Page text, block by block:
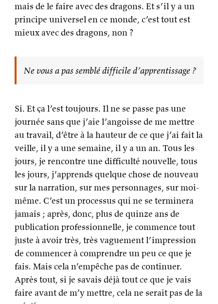
mais de le faire avec des dragons. Et s’il y a un
principe universel en ce monde, c’est tout est
mieux avec des dragons, non ?
Ne vous a pas semblé difficile d’apprentissage ?
Si. Et ça l’est toujours. Il ne se passe pas une
journée sans que j’aie l’angoisse de me mettre
au travail, d’être à la hauteur de ce que j’ai fait la
veille, il y a une semaine, il y a un an. Tous les
jours, je rencontre une difficulté nouvelle, tous
les jours, j’apprends quelque chose de nouveau
sur la narration, sur mes personnages, sur moi-
même. C’est un processus qui ne se terminera
jamais ; après, donc, plus de quinze ans de
publication professionnelle, je commence tout
juste à avoir très, très vaguement l’impression
de commencer à comprendre un peu ce que je
fais. Mais cela n’empêche pas de continuer.
Après tout, si je savais déjà tout ce que je vais
faire avant de m’y mettre, cela ne serait pas de la